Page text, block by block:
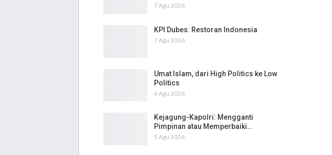
7 Agu 2026
KPI Dubes: Restoran Indonesia
7 Agu 2026
Umat Islam, dari High Politics ke Low
Politics
6 Agu 2026
Kejagung-Kapolri: Mengganti
Pimpinan atau Memperbaiki…
5 Agu 2026